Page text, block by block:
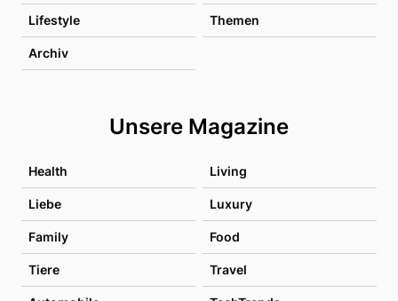
Lifestyle Themen
Archiv
Unsere Magazine
Health Living
Liebe Luxury
Family Food
Tiere Travel